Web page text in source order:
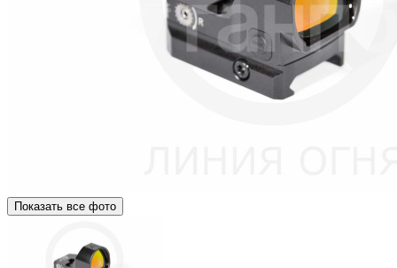
Показать все фото